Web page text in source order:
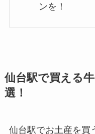
ンを！
仙台駅で買える
選！
仙台駅でお土産を買